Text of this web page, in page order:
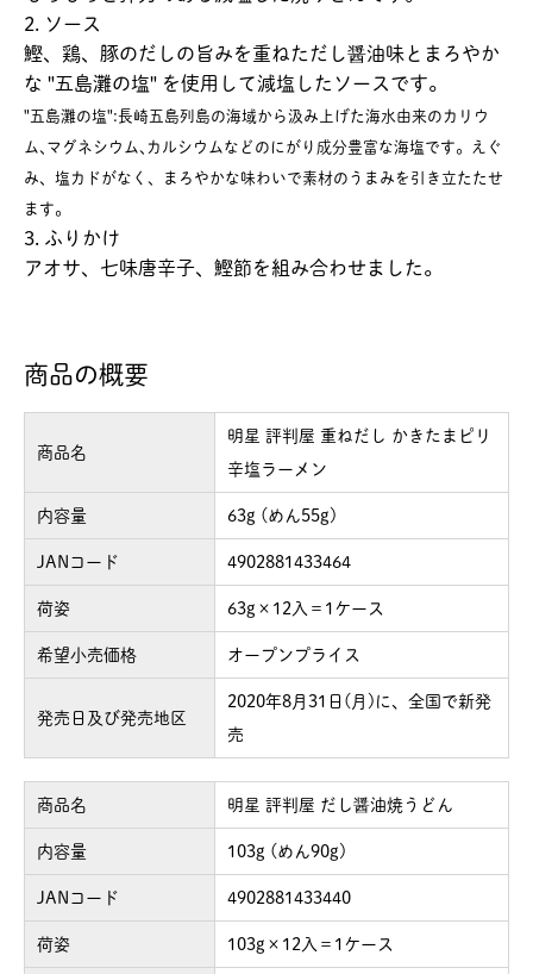
2. ソース
鰹、鶏、豚のだしの旨みを重ねただし醤油味とまろやか
な "五島灘の塩" を使用して減塩したソースです。
"五島灘の塩":長崎五島列島の海域から汲み上げた海水由来のカリウ
ム､マグネシウム､カルシウムなどのにがり成分豊富な海塩です。えぐ
み、塩カドがなく、まろやかな味わいで素材のうまみを引き立たたせ
ます。
3. ふりかけ
アオサ、七味唐辛子、鰹節を組み合わせました。
商品の概要
商品名
明星 評判屋 重ねだし かきたまピリ
辛塩ラーメン
内容量 63g (めん55g)
JANコード 4902881433464
荷姿 63g×12入＝1ケース
希望小売価格 オープンプライス
発売日及び発売地区
2020年8月31日(月)に、全国で新発
売
商品名 明星 評判屋 だし醤油焼うどん
内容量 103g (めん90g)
JANコード 4902881433440
荷姿 103g×12入＝1ケース